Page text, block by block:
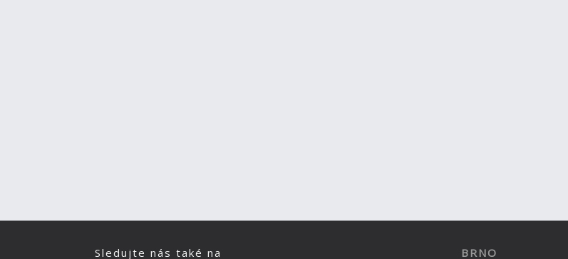
Sledujte nás také na
BRNO